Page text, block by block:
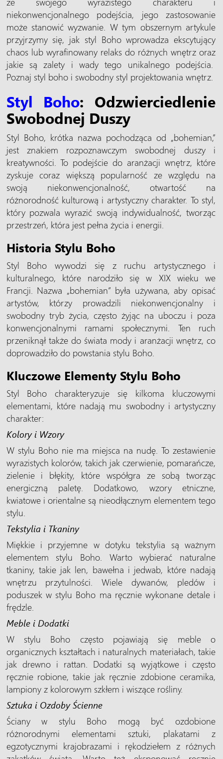
niekonwencjonalnego podejścia, jego zastosowanie
może stanowić wyzwanie. W tym obszernym artykule
przyjrzymy się, jak styl Boho wprowadza ekscytujący
chaos lub wyrafinowany relaks do różnych wnętrz oraz
jakie są zalety i wady tego unikalnego podejścia.
Poznaj styl boho i swobodny styl projektowania wnętrz.
Styl Boho: Odzwierciedlenie
Swobodnej Duszy
Styl Boho, krótka nazwa pochodząca od „bohemian,”
jest znakiem rozpoznawczym swobodnej duszy i
kreatywności. To podejście do aranżacji wnętrz, które
zyskuje coraz większą popularność ze względu na
swoją niekonwencjonalność, otwartość na
różnorodność kulturową i artystyczny charakter. To styl,
który pozwala wyrazić swoją indywidualność, tworząc
przestrzeń, która jest pełna życia i energii.
Historia Stylu Boho
Styl Boho wywodzi się z ruchu artystycznego i
kulturalnego, które narodziło się w XIX wieku we
Francji. Nazwa „bohemian” była używana, aby opisać
artystów, którzy prowadzili niekonwencjonalny i
swobodny tryb życia, często żyjąc na uboczu i poza
konwencjonalnymi ramami społecznymi. Ten ruch
przeniknął także do świata mody i aranżacji wnętrz, co
doprowadziło do powstania stylu Boho.
Kluczowe Elementy Stylu Boho
Styl Boho charakteryzuje się kilkoma kluczowymi
elementami, które nadają mu swobodny i artystyczny
charakter:
Kolory i Wzory
W stylu Boho nie ma miejsca na nudę. To zestawienie
wyrazistych kolorów, takich jak czerwienie, pomarańcze,
zielenie i błękity, które współgra ze sobą tworząc
energiczną paletę. Dodatkowo, wzory etniczne,
kwiatowe i orientalne są nieodłącznym elementem tego
stylu.
Tekstylia i Tkaniny
Miękkie i przyjemne w dotyku tekstylia są ważnym
elementem stylu Boho. Warto wybierać naturalne
tkaniny, takie jak len, bawełna i jedwab, które nadają
wnętrzu przytulności. Wiele dywanów, pledów i
poduszek w stylu Boho ma ręcznie wykonane detale i
frędzle.
Meble i Dodatki
W stylu Boho często pojawiają się meble o
organicznych kształtach i naturalnych materiałach, takie
jak drewno i rattan. Dodatki są wyjątkowe i często
ręcznie robione, takie jak ręcznie zdobione ceramika,
lampiony z kolorowym szkłem i wiszące rośliny.
Sztuka i Ozdoby Ścienne
Ściany w stylu Boho mogą być ozdobione
różnorodnymi elementami sztuki, plakatami z
egzotycznymi krajobrazami i rękodziełem z różnych